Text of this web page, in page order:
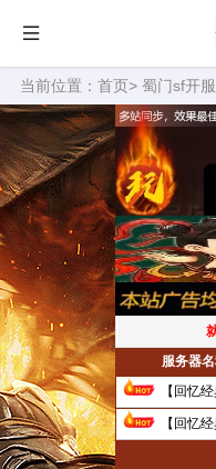
当前位置： 首页> 蜀门sf开